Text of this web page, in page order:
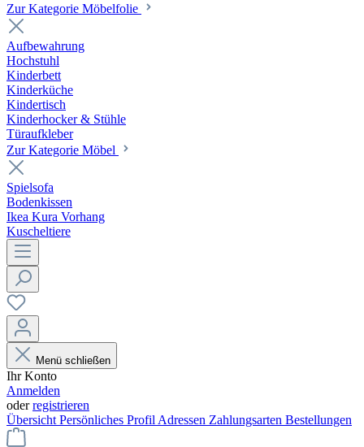
Zur Kategorie Möbelfolie
Aufbewahrung
Hochstuhl
Kinderbett
Kinderküche
Kindertisch
Kinderhocker & Stühle
Türaufkleber
Zur Kategorie Möbel
Spielsofa
Bodenkissen
Ikea Kura Vorhang
Kuscheltiere
Menü schließen
Ihr Konto
Anmelden
oderregistrieren
Übersicht Persönliches Profil Adressen Zahlungsarten Bestellungen